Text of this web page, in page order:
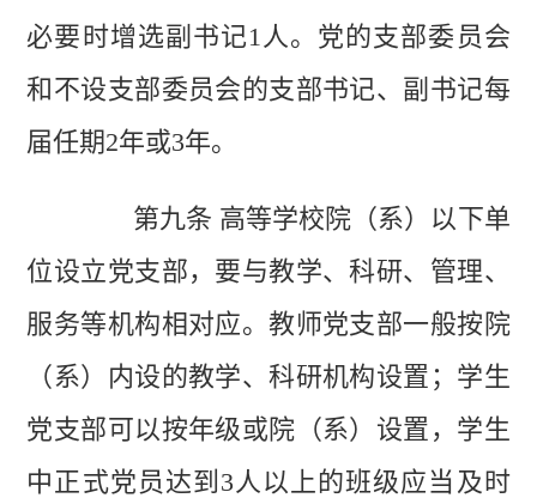
必要时增选副书记1人。党的支部委员会
和不设支部委员会的支部书记、副书记每
届任期2年或3年。
第九条 高等学校院（系）以下单
位设立党支部，要与教学、科研、管理、
服务等机构相对应。教师党支部一般按院
（系）内设的教学、科研机构设置；学生
党支部可以按年级或院（系）设置，学生
中正式党员达到3人以上的班级应当及时